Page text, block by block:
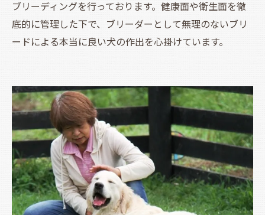
ブリーディングを行っております。健康面や衛生面を徹
底的に管理した下で、ブリーダーとして無理のないブリ
ードによる本当に良い犬の作出を心掛けています。